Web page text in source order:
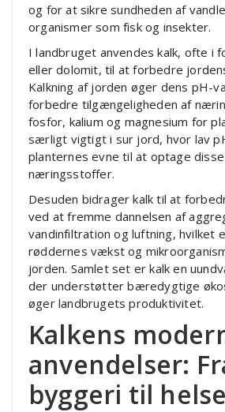
og for at sikre sundheden af
organismer som fisk og insekter.
I landbruget anvendes kalk, ofte i
eller dolomit, til at forbedre
Kalkning af jorden øger dens pH-
forbedre tilgængeligheden af
fosfor, kalium og magnesium for
særligt vigtigt i sur jord, hvor lav
planternes evne til at optage
næringsstoffer.
Desuden bidrager kalk til at
ved at fremme dannelsen af
vandinfiltration og luftning, hvilket
røddernes vækst og
jorden. Samlet set er kalk en
der understøtter bæredygtige
øger landbrugets produktivitet.
Kalkens
anvendelser:
byggeri til helse